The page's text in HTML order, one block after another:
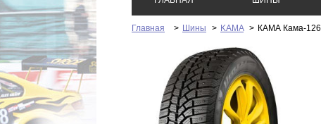
Главная > Шины > KAMA > КАМА Кама-